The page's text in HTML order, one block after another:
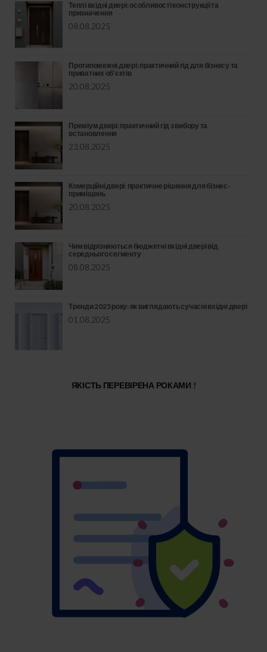
Теплі вхідні двері: особливості конструкції та
призначення
08.08.2025
Протипожежні двері: практичний гід для бізнесу та
приватних об’єктів
20.08.2025
Преміум двері: практичний гід з вибору та
встановлення
23.08.2025
Комерційні двері: практичне рішення для бізнес-
приміщень
20.08.2025
Чим відрізняються бюджетні вхідні двері від
середнього сегменту
08.08.2025
Тренди 2025 року: як виглядають сучасні вхідні двері
01.08.2025
ЯКІСТЬ ПЕРЕВІРЕНА РОКАМИ !